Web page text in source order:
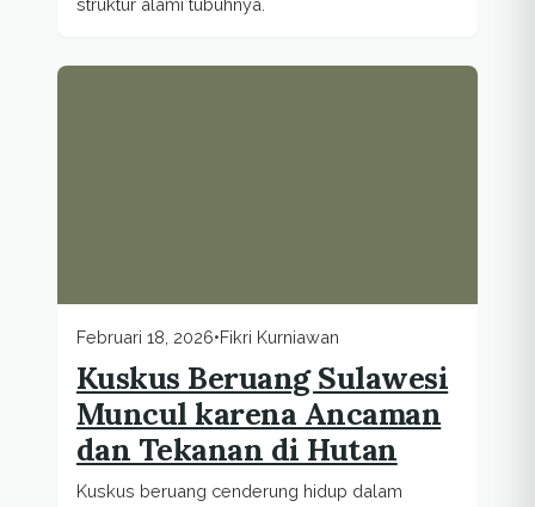
struktur alami tubuhnya.
Februari 18, 2026•Fikri Kurniawan
Kuskus Beruang Sulawesi
Muncul karena Ancaman
dan Tekanan di Hutan
Kuskus beruang cenderung hidup dalam